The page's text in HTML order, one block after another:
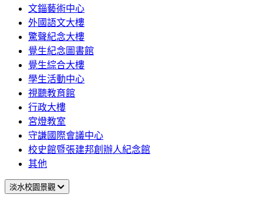
文錙藝術中心
外國語文大樓
驚聲紀念大樓
覺生紀念圖書館
覺生綜合大樓
學生活動中心
視聽教育館
行政大樓
宮燈教室
守謙國際會議中心
校史館暨張建邦創辦人紀念館
其他
淡水校園景觀